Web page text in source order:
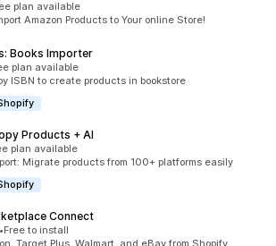
plan available
Amazon Products to Your online Store!
Books Importer
plan available
ISBN to create products in bookstore
Products + AI
plan available
Migrate products from 100+ platforms easily
Connect
avaliações
•Free to install
Target Plus, Walmart, and eBay from Shopify